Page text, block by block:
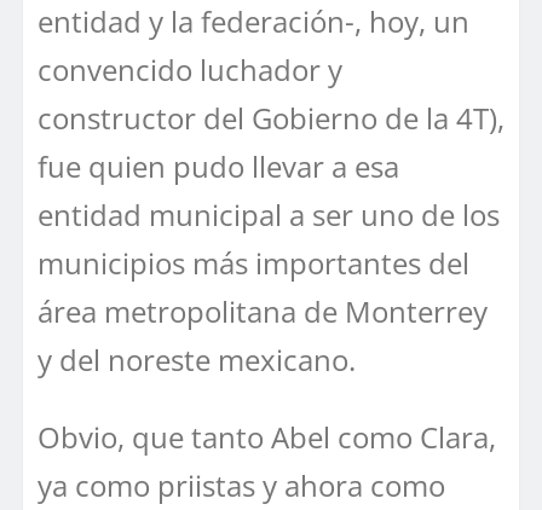
entidad y la federación-, hoy, un
convencido luchador y
constructor del Gobierno de la 4T),
fue quien pudo llevar a esa
entidad municipal a ser uno de los
municipios más importantes del
área metropolitana de Monterrey
y del noreste mexicano.
Obvio, que tanto Abel como Clara,
ya como priistas y ahora como